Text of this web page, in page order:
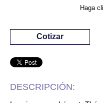
Haga
Cotizar
DESCRIPCIÓN: